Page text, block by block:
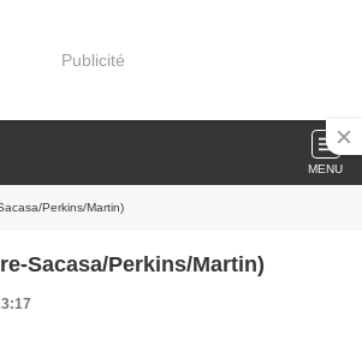
Publicité
MENU
Perkins/Martin)
Sacasa/Perkins/Martin)